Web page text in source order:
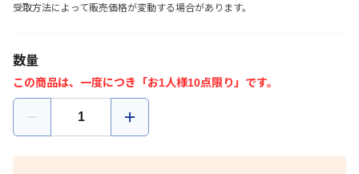
受取方法によって販売価格が変動する場合があります。
数量
この商品は、一度につき「お1人様10点限り」です。